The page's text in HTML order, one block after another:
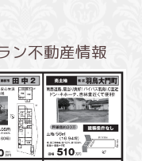
ン不動産情報